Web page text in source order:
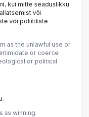
kui mitte seaduslikku
või
või poliitiliste
as the unlawful use or
or coerce
or political
as winning.